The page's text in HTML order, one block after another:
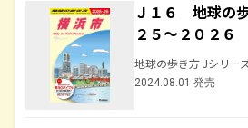
Ｊ１６ 地球の
２５～２０２６
地球の歩き方 Jシリー
2024.08.01 発売